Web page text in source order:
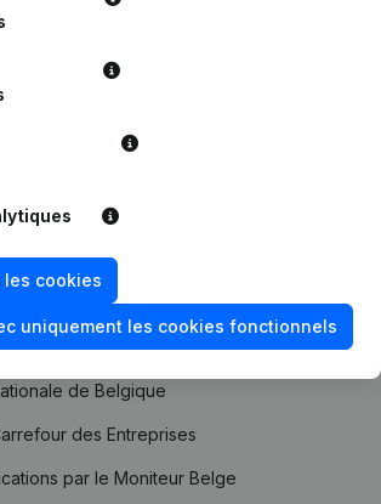
Découvrir plus
7 jours, aucune carte de crédit requise.
de Belgique
des Entreprises
par le Moniteur Belge
les cookies
uniquement les cookies fonctionnels